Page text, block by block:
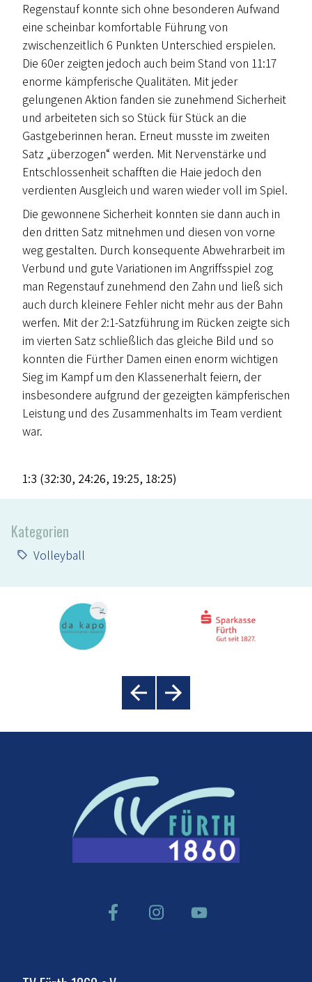
Regenstauf konnte sich ohne besonderen Aufwand
eine scheinbar komfortable Führung von
zwischenzeitlich 6 Punkten Unterschied erspielen.
Die 60er zeigten jedoch auch beim Stand von 11:17
enorme kämpferische Qualitäten. Mit jeder
gelungenen Aktion fanden sie zunehmend Sicherheit
und arbeiteten sich so Stück für Stück an die
Gastgeberinnen heran. Erneut musste im zweiten
Satz „überzogen“ werden. Mit Nervenstärke und
Entschlossenheit schafften die Haie jedoch den
verdienten Ausgleich und waren wieder voll im Spiel.
Die gewonnene Sicherheit konnten sie dann auch in
den dritten Satz mitnehmen und diesen von vorne
weg gestalten. Durch konsequente Abwehrarbeit im
Verbund und gute Variationen im Angriffsspiel zog
man Regenstauf zunehmend den Zahn und ließ sich
auch durch kleinere Fehler nicht mehr aus der Bahn
werfen. Mit der 2:1-Satzführung im Rücken zeigte sich
im vierten Satz schließlich das gleiche Bild und so
konnten die Fürther Damen einen enorm wichtigen
Sieg im Kampf um den Klassenerhalt feiern, der
insbesondere aufgrund der gezeigten kämpferischen
Leistung und des Zusammenhalts im Team verdient
war.
1:3 (32:30, 24:26, 19:25, 18:25)
Kategorien
Volleyball